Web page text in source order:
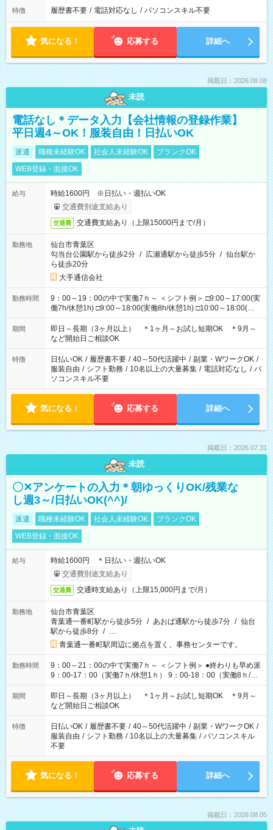
特徴 履歴書不要 / 電話対応なし / パソコンスキル不要
気になる！ 応募する 詳細へ
掲載日：2026.08.08
未読
電話なし＊データ入力【会社情報の登録作業】
平日週4～OK！服装自由！日払いOK
派遣 職種未経験OK 社会人未経験OK
ブランクOK
WEB登録・面接OK
給与
時給1600円 ※日払い・週払いOK
交通費別途支給あり
交通費 交通費支給あり（上限15000円まで/月）
勤務地
仙台市青葉区
勾当台公園駅から徒歩2分 / 広瀬通駅から徒歩5分 / 仙台駅か
ら徒歩20分
大手通信会社
勤務時間
9：00～19：00の中で実働7ｈ～ ＜シフト例＞ □9:00～17:00(実
働7h/休憩1h) □9:00～18:00(実働8h/休憩1h) □10:00～18:00(実
働7h/休憩1h) □10:00～19:00(実働8h/休憩1h) ＊時間固定ＯＫ
期間
即日～長期（3ヶ月以上） ＊1ヶ月～お試し短期OK ＊9月～
など開始日ご相談OK
特徴 日払いOK / 履歴書不要 / 40～50代活躍中 / 副業・WワークOK /
服装自由 / シフト勤務 / 10名以上の大量募集 / 電話対応なし / パ
ソコンスキル不要
気になる！ 応募する 詳細へ
掲載日：2026.07.31
未読
〇✕アンケートの入力＊朝ゆっくりOK/残業な
し週3～/日払いOK(^^)/
派遣 職種未経験OK 社会人未経験OK
ブランクOK
WEB登録・面接OK
給与
時給1600円 ＊日払い・週払いOK
交通費別途支給あり
交通費 交通時支給あり（上限15,000円まで/月）
勤務地
仙台市青葉区
青葉通一番町駅から徒歩5分 / あおば通駅から徒歩7分 / 仙台
駅から徒歩8分 / …
青葉通一番町駅周辺に拠点を置く、事務センターです。
勤務時間
9：00～21：00の中で実働7ｈ～ ＜シフト例＞ ●終わりも早め派
9：00-17：00（実働7ｈ/休憩1ｈ） 9：00-18：00（実働8ｈ/休
憩1ｈ） 10：00-19：00（実働8ｈ/休憩1ｈ） ●朝ゆっくり派
11：00-20：00（実働8ｈ/休憩1ｈ） 12：00-20：00（実働7ｈ/
休憩1ｈ） 12：00-21：00（実働8ｈ/休憩1ｈ） 13：00-22：
00（実働8ｈ/休憩1ｈ） ＊時間帯固定OK
期間
即日～長期（3ヶ月以上） ＊1ヶ月～お試し短期OK ＊9月～
など開始日ご相談OK
特徴 日払いOK / 履歴書不要 / 40～50代活躍中 / 副業・WワークOK /
服装自由 / シフト勤務 / 10名以上の大量募集 / パソコンスキル
不要
気になる！ 応募する 詳細へ
掲載日：2026.08.05